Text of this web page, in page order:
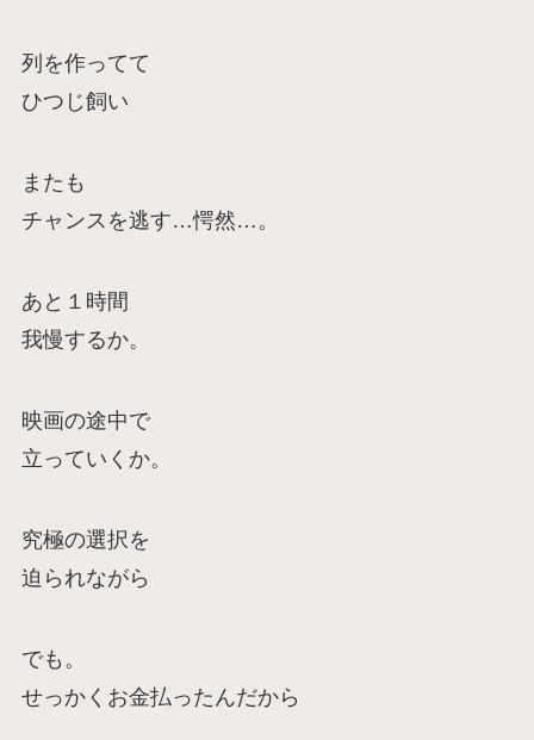
列を作ってて
ひつじ飼い
またも
チャンスを逃す…愕然…。
あと１時間
我慢するか。
映画の途中で
立っていくか。
究極の選択を
迫られながら
でも。
せっかくお金払ったんだから